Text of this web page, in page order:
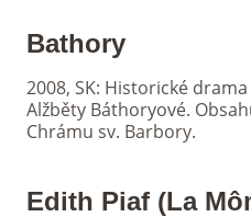
Bathory
2008, SK: Historické
Alžběty Báthoryové.
Chrámu sv. Barbory.
Edith Piaf (La